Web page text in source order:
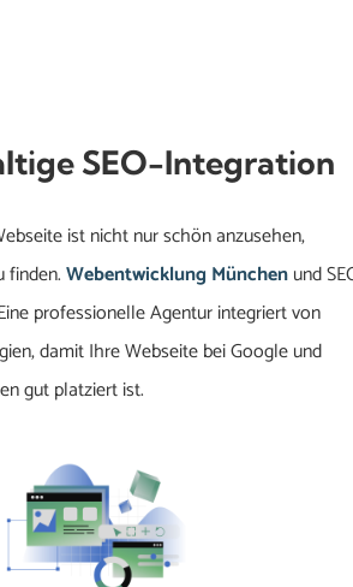
SEO-Integration
ist nicht nur schön anzusehen,
finden.Webentwicklung Münchenund
professionelle Agentur integriert von
damit Ihre Webseite bei Google und
gut platziert ist.